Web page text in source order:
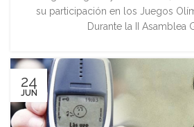
su participación en los Juegos
Durante la II Asamblea
24
JUN